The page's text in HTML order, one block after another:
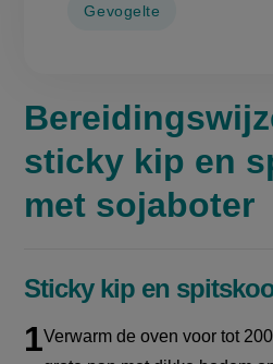
Gevogelte
sticky kip en
met sojaboter
Sticky kip en
Verwarm de oven voor tot